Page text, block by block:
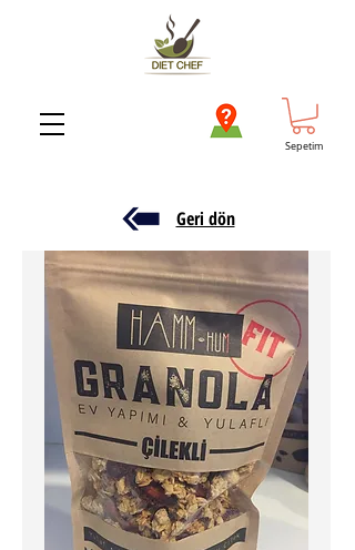
Sepetim
Geri dön